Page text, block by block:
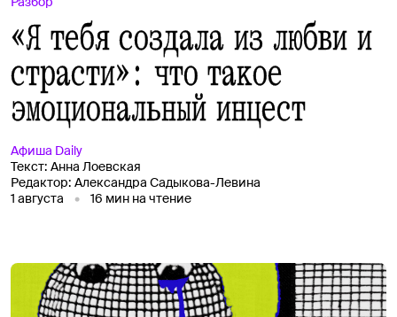
«Я тебя создала из любви и
страсти»: что такое
эмоциональный инцест
Афиша Daily
Текст: Анна Лоевская
Редактор: Александра Садыкова-Левина
1 августа
16 мин на чтение